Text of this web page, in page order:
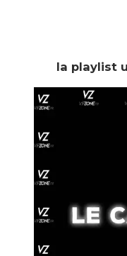
la playlist